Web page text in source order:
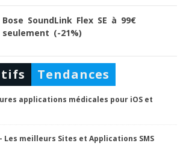
Bose SoundLink Flex SE à 99€
seulement (-21%)
Tendances
applications médicales pour iOS et
Les meilleurs Sites et Applications SMS